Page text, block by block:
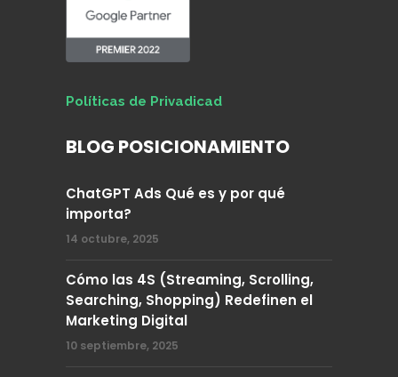
Políticas de Privadicad
BLOG POSICIONAMIENTO
ChatGPT Ads Qué es y por qué
importa?
14 octubre, 2025
Cómo las 4S (Streaming, Scrolling,
Searching, Shopping) Redefinen el
Marketing Digital
10 septiembre, 2025